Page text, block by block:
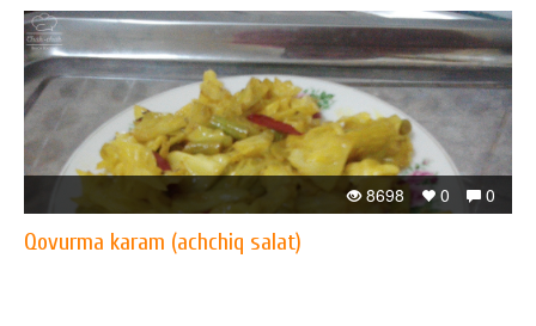
0
0
8698
Qovurma karam (achchiq salat)